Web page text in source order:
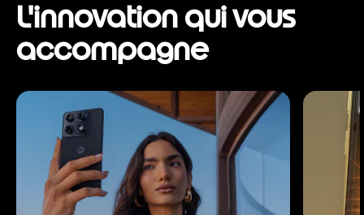
L'innovation qui vous
accompagne